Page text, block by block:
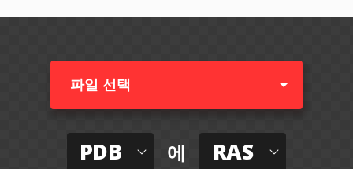
파일 선택
PDB 에 RAS